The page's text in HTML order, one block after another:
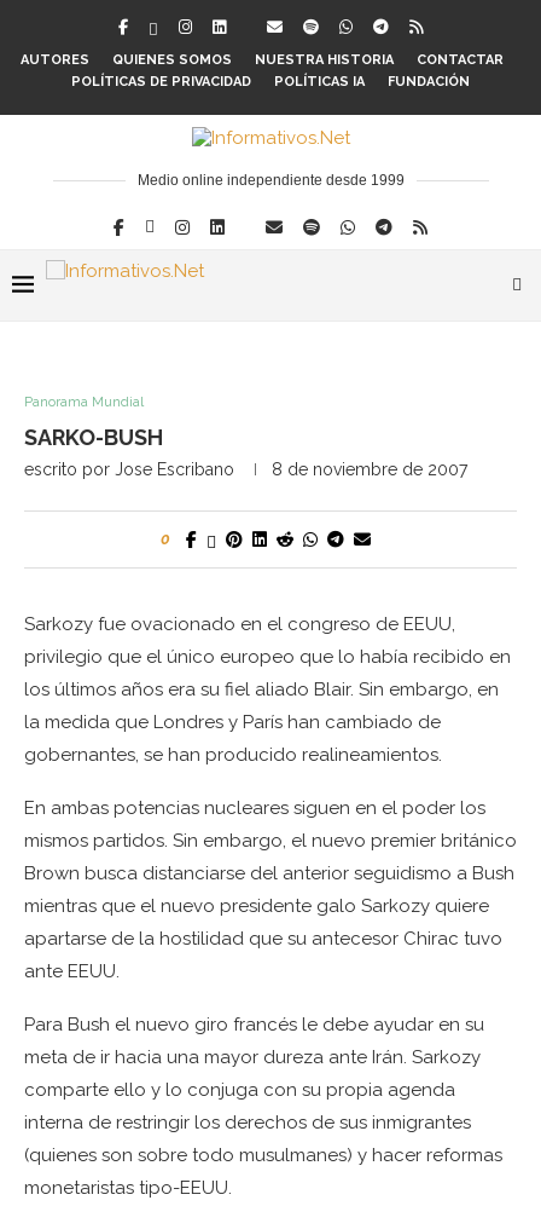
AUTORES QUIENES SOMOS NUESTRA HISTORIA
CONTACTAR
POLÍTICAS DE PRIVACIDAD
POLÍTICAS IA FUNDACIÓN
Medio online independiente desde 1999
Panorama Mundial
SARKO-BUSH
escrito por Jose Escribano 8 de noviembre de 2007
0
Sarkozy fue ovacionado en el congreso de EEUU,
privilegio que el único europeo que lo había recibido en
los últimos años era su fiel aliado Blair. Sin embargo, en
la medida que Londres y París han cambiado de
gobernantes, se han producido realineamientos.
En ambas potencias nucleares siguen en el poder los
mismos partidos. Sin embargo, el nuevo premier británico
Brown busca distanciarse del anterior seguidismo a Bush
mientras que el nuevo presidente galo Sarkozy quiere
apartarse de la hostilidad que su antecesor Chirac tuvo
ante EEUU.
Para Bush el nuevo giro francés le debe ayudar en su
meta de ir hacia una mayor dureza ante Irán. Sarkozy
comparte ello y lo conjuga con su propia agenda
interna de restringir los derechos de sus inmigrantes
(quienes son sobre todo musulmanes) y hacer reformas
monetaristas tipo-EEUU.